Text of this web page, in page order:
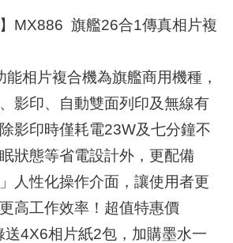
】MX886 旗艦26合1傳真相片複
相片複合機為旗艦商用機種，
影印、自動雙面列印及無線有
影印時僅耗電23W及七分鐘不
狀態等省電設計外，更配備
人性化操作介面，讓使用者更
高工作效率！超值特惠價
4X6相片紙2包，加購墨水一